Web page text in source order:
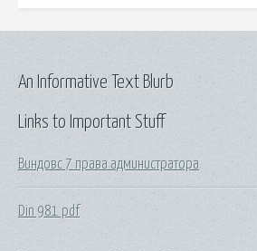
Links to Important Stuff
Виндовс 7 права администратора
Din 981 pdf
An Informative Text Blurb